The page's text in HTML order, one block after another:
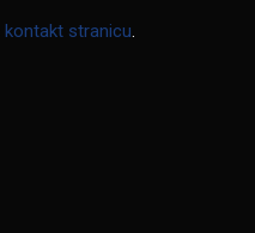
kontakt stranicu